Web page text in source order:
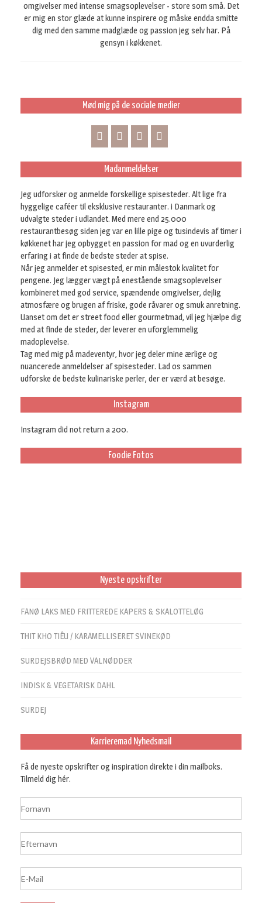
omgivelser med intense smagsoplevelser - store som små. Det
er mig en stor glæde at kunne inspirere og måske endda smitte
dig med den samme madglæde og passion jeg selv har. På
gensyn i køkkenet.
Mød mig på de sociale medier
Madanmeldelser
Jeg udforsker og anmelde forskellige spisesteder. Alt lige fra
hyggelige caféer til eksklusive restauranter. i Danmark og
udvalgte steder i udlandet. Med mere end 25.000
restaurantbesøg siden jeg var en lille pige og tusindevis af timer i
køkkenet har jeg opbygget en passion for mad og en uvurderlig
erfaring i at finde de bedste steder at spise.
Når jeg anmelder et spisested, er min målestok kvalitet for
pengene. Jeg lægger vægt på enestående smagsoplevelser
kombineret med god service, spændende omgivelser, dejlig
atmosfære og brugen af friske, gode råvarer og smuk anretning.
Uanset om det er street food eller gourmetmad, vil jeg hjælpe dig
med at finde de steder, der leverer en uforglemmelig
madoplevelse.
Tag med mig på madeventyr, hvor jeg deler mine ærlige og
nuancerede anmeldelser af spisesteder. Lad os sammen
udforske de bedste kulinariske perler, der er værd at besøge.
Instagram
Instagram did not return a 200.
Foodie Fotos
Nyeste opskrifter
FANØ LAKS MED FRITTEREDE KAPERS & SKALOTTELØG
THIT KHO TIÊU / KARAMELLISERET SVINEKØD
SURDEJSBRØD MED VALNØDDER
INDISK & VEGETARISK DAHL
SURDEJ
Karrieremad Nyhedsmail
Få de nyeste opskrifter og inspiration direkte i din mailboks.
Tilmeld dig hér.